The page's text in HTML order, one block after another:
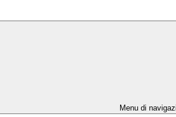
Menu di